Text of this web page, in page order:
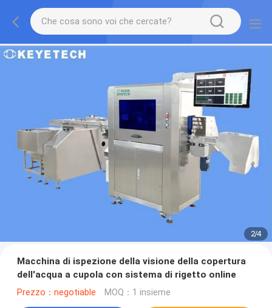
2/4
Macchina di ispezione della visione della copertura
dell'acqua a cupola con sistema di rigetto online
Prezzo：negotiable MOQ：1 insieme